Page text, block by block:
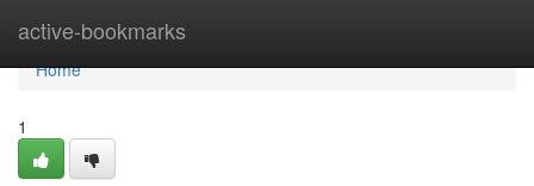
active-bookmarks
Home
Home
1